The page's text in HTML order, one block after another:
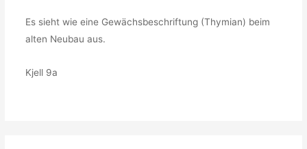
Es sieht wie eine Gewächsbeschriftung (Thymian) beim
alten Neubau aus.
Kjell 9a